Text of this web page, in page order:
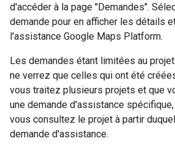
d'accéder à la page "Demandes".
demande pour en afficher les détails
l'assistance Google Maps Platform.
Les demandes étant limitées au
ne verrez que celles qui ont été
vous traitez plusieurs projets et que
une demande d'assistance
vous consultez le projet à partir
demande d'assistance.